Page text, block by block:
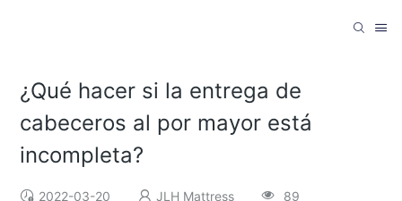
¿Qué hacer si la entrega de
cabeceros al por mayor está
incompleta?
2022-03-20 JLH Mattress 89